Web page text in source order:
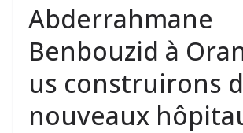
Abderrahmane
Benbouzid à
us construirons
nouveaux